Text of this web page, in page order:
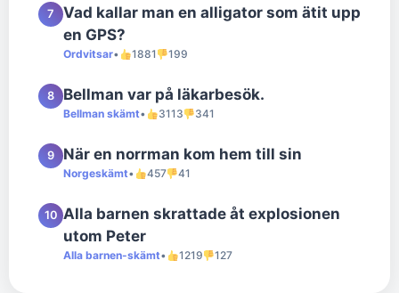
7
Vad kallar man en alligator som ätit upp
en GPS?
Ordvitsar• 1881 199
8 Bellman var på läkarbesök.
Bellman skämt• 3113 341
9 När en norrman kom hem till sin
Norgeskämt• 457 41
10 Alla barnen skrattade åt explosionen
utom Peter
Alla barnen-skämt• 1219 127